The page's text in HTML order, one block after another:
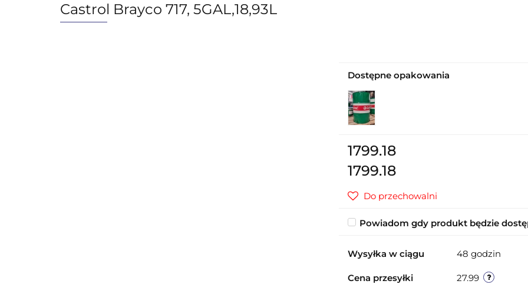
Castrol Brayco 717, 5GAL,18,93L
Dostępne opakowania
1799.18
1799.18
Do przechowalni
Powiadom gdy produkt będzie
Wysyłka w ciągu 48 godzin
Cena przesyłki 27.99